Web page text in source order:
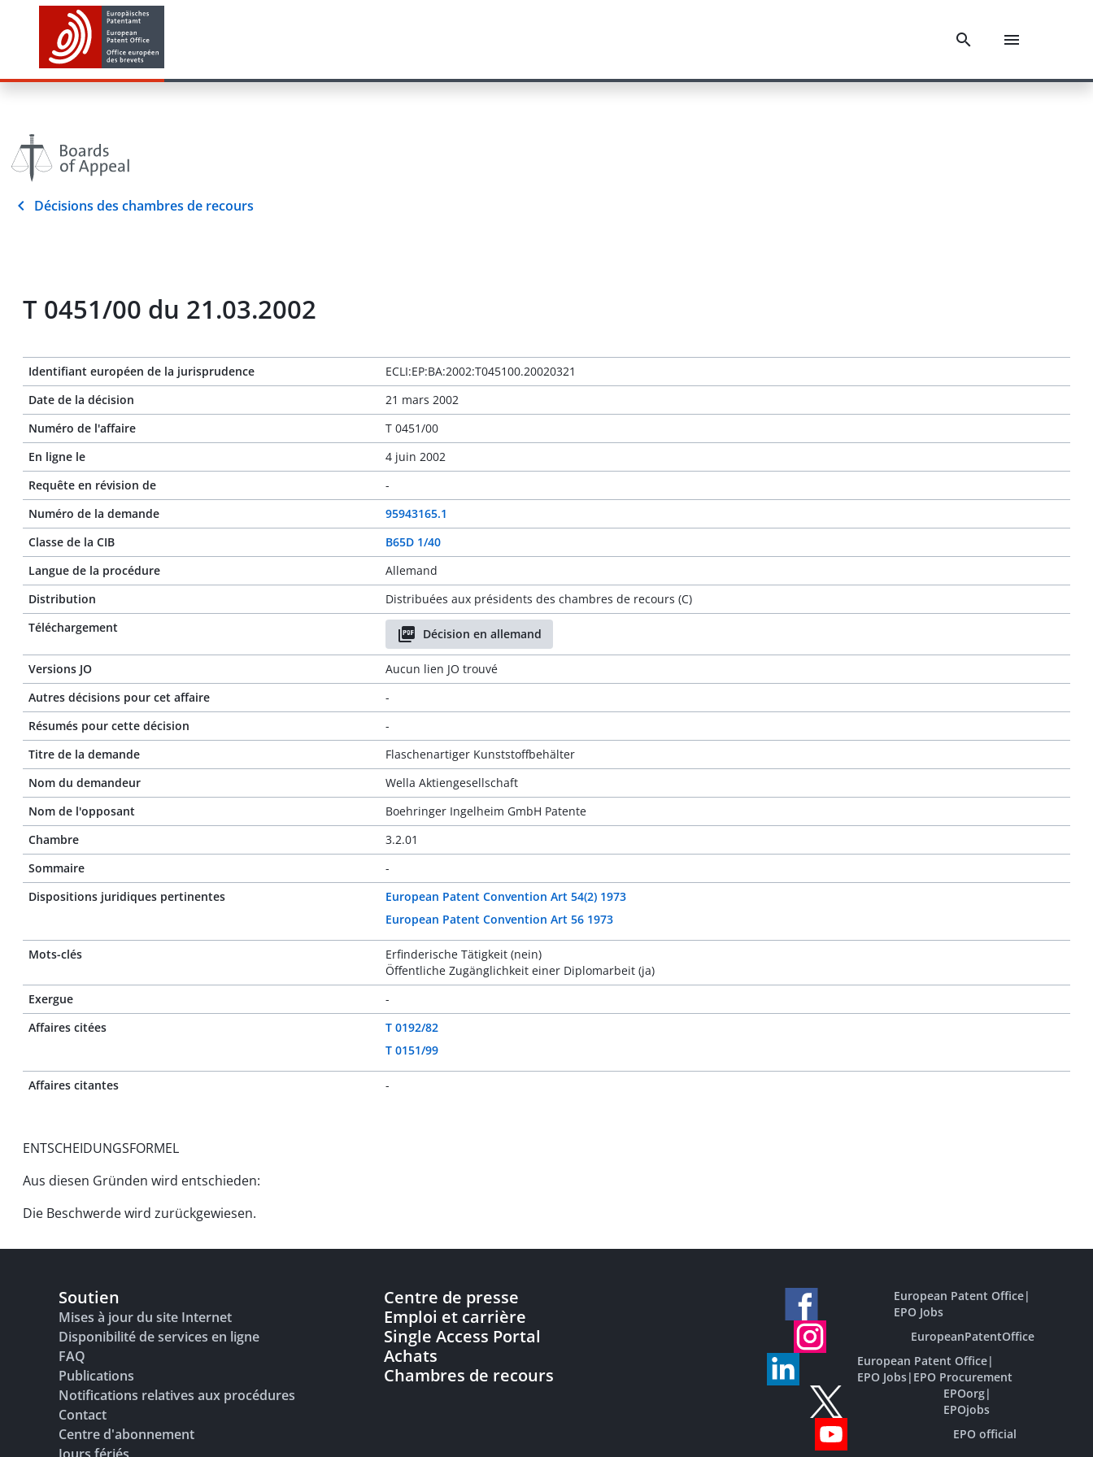
Décisions des chambres de recours
T 0451/00 du 21.03.2002
Identifiant européen de la jurisprudence
ECLI:EP:BA:2002:T045100.20020321
Date de la décision
21 mars 2002
Numéro de l'affaire
T 0451/00
En ligne le
4 juin 2002
Requête en révision de
-
Numéro de la demande
95943165.1
Classe de la CIB
B65D 1/40
Langue de la procédure
Allemand
Distribution
Distribuées aux présidents des chambres de recours (C)
Téléchargement
Décision en allemand
Versions JO
Aucun lien JO trouvé
Autres décisions pour cet affaire
-
Résumés pour cette décision
-
Titre de la demande
Flaschenartiger Kunststoffbehälter
Nom du demandeur
Wella Aktiengesellschaft
Nom de l'opposant
Boehringer Ingelheim GmbH Patente
Chambre
3.2.01
Sommaire
-
Dispositions juridiques pertinentes
European Patent Convention Art 54(2) 1973
European Patent Convention Art 56 1973
Mots-clés
Erfinderische Tätigkeit (nein)
Öffentliche Zugänglichkeit einer Diplomarbeit (ja)
Exergue
-
Affaires citées
T 0192/82
T 0151/99
Affaires citantes -
ENTSCHEIDUNGSFORMEL
Aus diesen Gründen wird entschieden:
Die Beschwerde wird zurückgewiesen.
Soutien
Mises à jour du site Internet
Disponibilité de services en ligne
FAQ
Publications
Notifications relatives aux procédures
Contact
Centre d'abonnement
Centre de presse
Emploi et carrière
Single Access Portal
Achats
Chambres de recours
European Patent Office|
EPO Jobs
EuropeanPatentOffice
European Patent Office|
EPO Jobs| EPO Procurement
EPOorg|
EPOjobs
EPO official